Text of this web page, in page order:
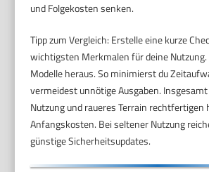
und Folgekosten senken.
Tipp zum Vergleich: Erstelle eine kurze
wichtigsten Merkmalen für deine
Modelle heraus. So minimierst du
vermeidest unnötige Ausgaben.
Nutzung und raueres Terrain rechtfertigen
Anfangskosten. Bei seltener Nutzung
günstige Sicherheitsupdates.